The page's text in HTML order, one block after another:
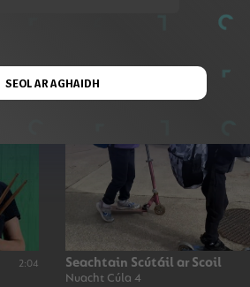
2:04 Seachtain Scútáil ar Scoil
Nuacht Cúla 4
SEOL AR AGHAIDH